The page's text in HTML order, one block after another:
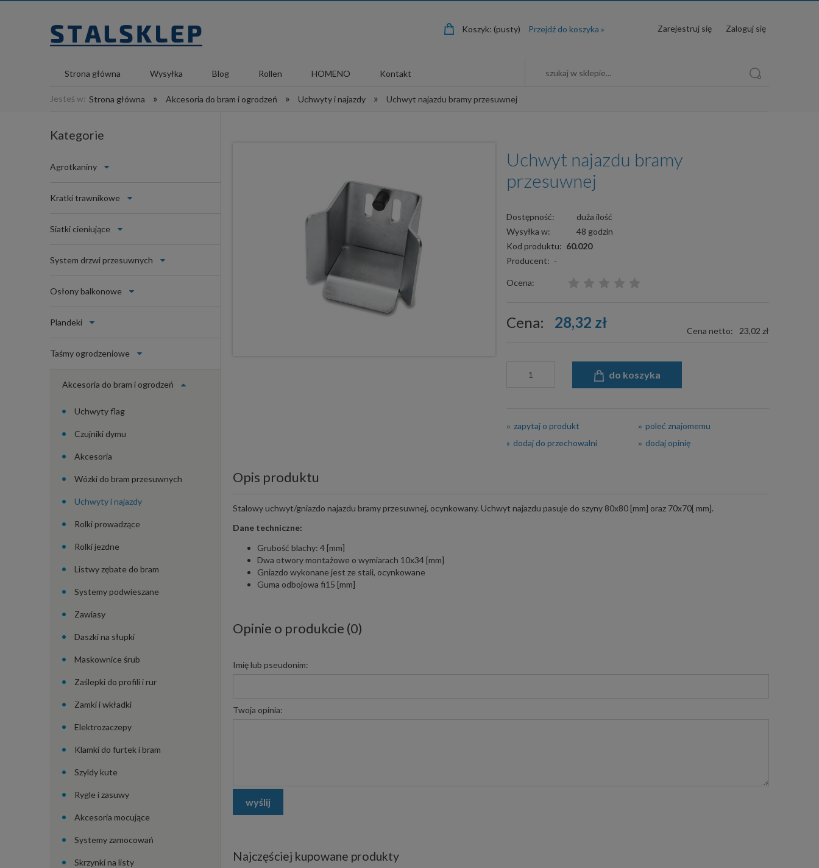
Zarejestruj się Zaloguj się
Koszyk: (pusty)
Strona główna Wysyłka Blog Rollen HOMENO Kontakt
Jesteś w: Strona główna » Akcesoria do bram i ogrodzeń » Uchwyty i najazdy » Uchwyt najazdu bramy przesuwnej
Kategorie
Agrotkaniny
Kratki trawnikowe
Siatki cieniujące
System drzwi przesuwnych
Osłony balkonowe
Plandeki
Taśmy ogrodzeniowe
Akcesoria do bram i ogrodzeń
Uchwyty flag
Czujniki dymu
Akcesoria
Wózki do bram przesuwnych
Uchwyty i najazdy
Rolki prowadzące
Rolki jezdne
Listwy zębate do bram
Systemy podwieszane
Zawiasy
Daszki na słupki
Maskownice śrub
Zaślepki do profili i rur
Zamki i wkładki
Elektrozaczepy
Klamki do furtek i bram
Szyldy kute
Rygle i zasuwy
Akcesoria mocujące
Systemy zamocowań
Skrzynki na listy
Uchwyt najazdu bramy
przesuwnej
Dostępność:
duża ilość
Wysyłka w:
48 godzin
Kod produktu: 60.020
Producent: -
Ocena:
Cena: 28,32 zł Cena netto: 23,02 zł
do koszyka
zapytaj o produkt
poleć znajomemu
dodaj do przechowalni
dodaj opinię
Opis produktu
Stalowy uchwyt/gniazdo najazdu bramy przesuwnej, ocynkowany. Uchwyt najazdu pasuje do szyny 80x80 [mm] oraz 70x70[ mm].
Dane techniczne:
Grubość blachy: 4 [mm]
Dwa otwory montażowe o wymiarach 10x34 [mm]
Gniazdo wykonane jest ze stali, ocynkowane
Guma odbojowa fi15 [mm]
Opinie o produkcie (0)
Imię lub pseudonim:
Twoja opinia:
wyślij
Najczęściej kupowane produkty